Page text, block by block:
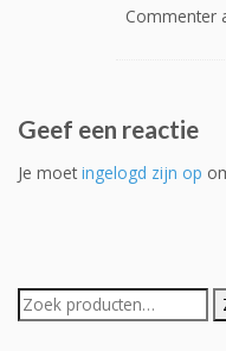
Commenter
Geef een reactie
Je moet ingelogd zijn op
Zoeken
naar: